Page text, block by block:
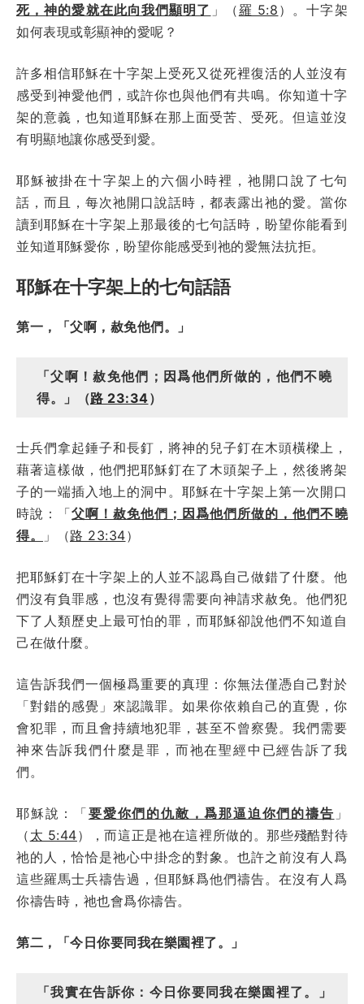
死，神的愛就在此向我們顯明了 」（羅 5:8 ）。十字架
如何表現或彰顯神的愛呢？
許多相信耶穌在十字架上受死又從死裡復活的人並沒有
感受到神愛他們，或許你也與他們有共鳴。你知道十字
架的意義，也知道耶穌在那上面受苦、受死。但這並沒
有明顯地讓你感受到愛。
耶穌被掛在十字架上的六個小時裡，祂開口說了七句
話，而且，每次祂開口說話時，都表露出祂的愛。當你
讀到耶穌在十字架上那最後的七句話時，盼望你能看到
並知道耶穌愛你，盼望你能感受到祂的愛無法抗拒。
耶穌在十字架上的七句話語
第一，「父啊，赦免他們。」
「父啊！赦免他們；因爲他們所做的，他們不曉
得。」（路 23:34）
士兵們拿起錘子和長釘，將神的兒子釘在木頭橫樑上，
藉著這樣做，他們把耶穌釘在了木頭架子上，然後將架
子的一端插入地上的洞中。耶穌在十字架上第一次開口
時說：「父啊！赦免他們；因爲他們所做的，他們不曉
得。
」（路 23:34）
把耶穌釘在十字架上的人並不認爲自己做錯了什麼。他
們沒有負罪感，也沒有覺得需要向神請求赦免。他們犯
下了人類歷史上最可怕的罪，而耶穌卻說他們不知道自
己在做什麼。
這告訴我們一個極爲重要的真理：你無法僅憑自己對於
「對錯的感覺」來認識罪。如果你依賴自己的直覺，你
會犯罪，而且會持續地犯罪，甚至不曾察覺。我們需要
神來告訴我們什麼是罪，而祂在聖經中已經告訴了我
們。
耶穌說：「要愛你們的仇敵，爲那逼迫你們的禱告 」
（ 太 5:44），而這正是祂在這裡所做的。那些殘酷對待
祂的人，恰恰是祂心中掛念的對象。也許之前沒有人爲
這些羅馬士兵禱告過，但耶穌爲他們禱告。在沒有人爲
你禱告時，祂也會爲你禱告。
第二，「今日你要同我在樂園裡了。」
「我實在告訴你：今日你要同我在樂園裡了。」